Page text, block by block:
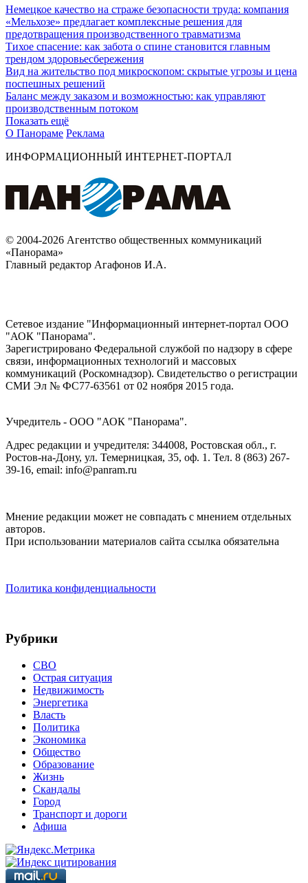
Немецкое качество на страже безопасности труда: компания
«Мельхозе» предлагает комплексные решения для
предотвращения производственного травматизма
Тихое спасение: как забота о спине становится главным
трендом здоровьесбережения
Вид на жительство под микроскопом: скрытые угрозы и цена
поспешных решений
Баланс между заказом и возможностью: как управляют
производственным потоком
Показать ещё
О Панораме Реклама
ИНФОРМАЦИОННЫЙ ИНТЕРНЕТ-ПОРТАЛ
© 2004-2026 Агентство общественных коммуникаций
«Панорама»
Главный редактор Агафонов И.А.
Сетевое издание "Информационный интернет-портал ООО
"АОК "Панорама".
Зарегистрировано Федеральной службой по надзору в сфере
связи, информационных технологий и массовых
коммуникаций (Роскомнадзор). Cвидетельство о регистрации
СМИ Эл № ФС77-63561 от 02 ноября 2015 года.
Учредитель - ООО "АОК "Панорама".
Адрес редакции и учредителя: 344008, Ростовская обл., г.
Ростов-на-Дону, ул. Темерницкая, 35, оф. 1. Тел. 8 (863) 267-
39-16, email: info@panram.ru
Мнение редакции может не совпадать с мнением отдельных
авторов.
При использовании материалов сайта ссылка обязательна
Политика конфиденциальности
Рубрики
СВО
Острая ситуация
Недвижимость
Энергетика
Власть
Политика
Экономика
Общество
Образование
Жизнь
Скандалы
Город
Транспорт и дороги
Афиша